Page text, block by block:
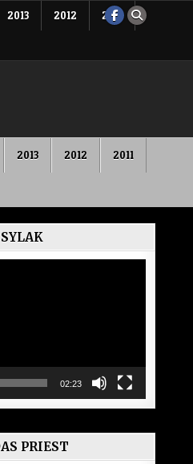
2013 2012 2011
2013 2012 2011
SYLAK
02:23
PRIEST